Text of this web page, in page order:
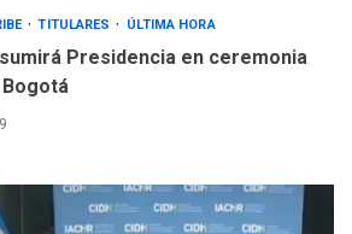
TITULARES ÚLTIMA HORA
Presidencia en ceremonia